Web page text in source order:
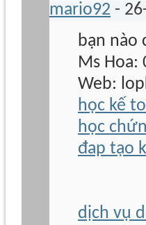
mario92 -
bạn nào
Ms Hoa:
Web:
học kế
học
đap tạo
dịch vụ